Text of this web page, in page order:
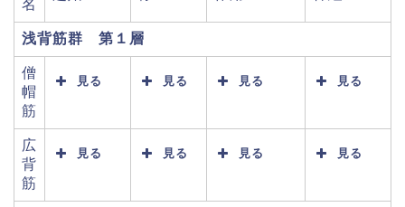
名
浅背筋群 第１層
僧
帽
筋
見る 見る 見る 見る
広
背
筋
見る 見る 見る 見る